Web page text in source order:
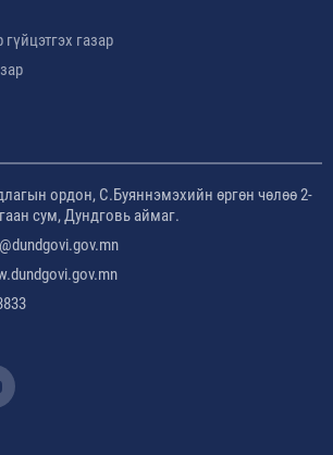
газар
ордон, С.Буяннэмэхийн өргөн чөлөө 2-
сум, Дундговь аймаг.